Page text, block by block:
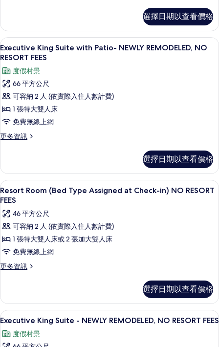
的
所
有
相
片
Queen
NEWLY
REMODELED
詳
情
選擇日期以查看價格
顯
示
Executive
King
Suite
with
Patio-
NEWLY
REMODELED,
FEES
的
所
有
相
片
Executive King Suite with Patio-
8
Executive King Suite with Patio- NEWLY REMODELED, NO
RESORT FEES
度假村景
66 平方公尺
可容納 2 人 (依實際入住人數計費)
1 張特大雙人床
免費無線上網
更多資訊
更
Suite
with
Patio-
NEWLY
NO
RESORT
的
詳
選擇日期以查看價格
顯
示
Resort
Room
(Bed
Type
Assigned
at
NO
RESORT
FEES
的
Resort Room (Bed Type Assigned at
5
Resort Room (Bed Type Assigned at Check-in) NO RESORT
FEES
46 平方公尺
可容納 2 人 (依實際入住人數計費)
1 張特大雙人床或 2 張加大雙人床
免費無線上網
更多資訊
更
(Bed
Type
Assigned
Check-
in)
選擇日期以查看價格
顯
示
Executive
Executive King Suite - NEWLY
7
Executive King Suite - NEWLY REMODELED, NO RESORT FEES
度假村景